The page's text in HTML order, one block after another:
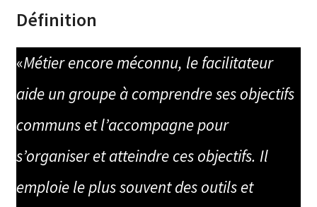
Définition
«Métier encore méconnu, le facilitateur
aide un groupe à comprendre ses objectifs
communs et l’accompagne pour
s’organiser et atteindre ces objectifs. Il
emploie le plus souvent des outils et